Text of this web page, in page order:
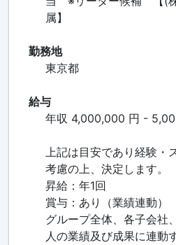
属】
勤務地
東京都
給与
年収 4,000,000 円 -
上記は目安であり経験・
考慮の上、決定します。
昇給：年1回
賞与：あり（業績連動）
グループ全体、各子会社
人の業績及び成果に連動